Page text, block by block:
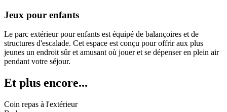
Jeux pour enfants
Le parc extérieur pour enfants est équipé de balançoires et de
structures d'escalade. Cet espace est conçu pour offrir aux plus
jeunes un endroit sûr et amusant où jouer et se dépenser en plein air
pendant votre séjour.
Et plus encore...
Coin repas à l'extérieur